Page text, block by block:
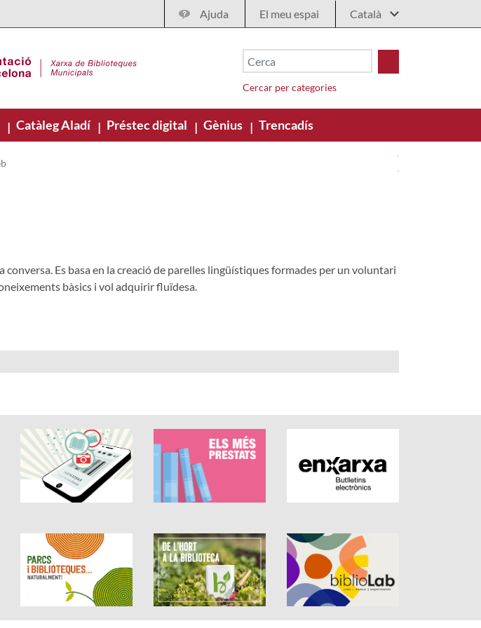
Ajuda El meu espai
Cercar per categories
| Catàleg Aladí | Préstec digital | Gènius | Trencadís
Es basa en la creació de parelles lingüístiques formades per un voluntari
bàsics i vol adquirir fluïdesa.